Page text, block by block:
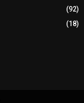
(92)
(18)